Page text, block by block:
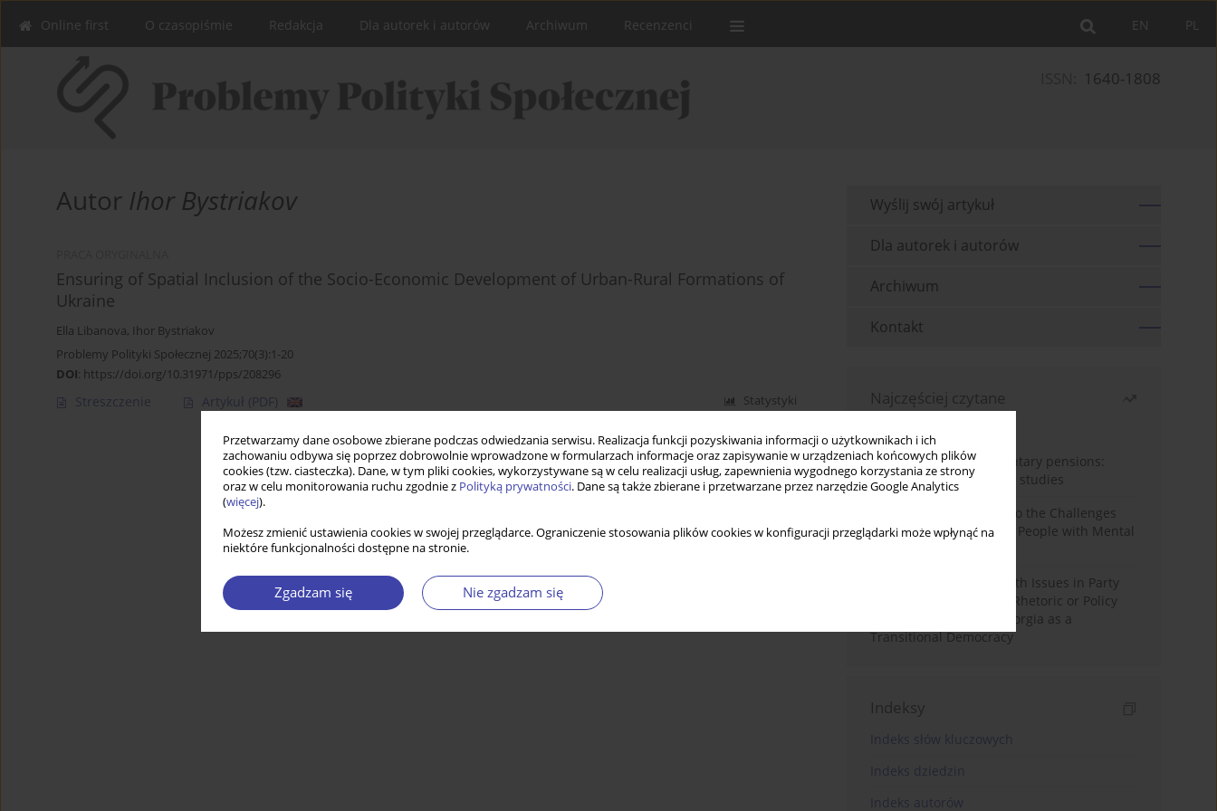
Przetwarzamy dane osobowe zbierane podczas odwiedzania serwisu. Realizacja funkcji pozyskiwania informacji o użytkownikach i ich
zachowaniu odbywa się poprzez dobrowolnie wprowadzone w formularzach informacje oraz zapisywanie w urządzeniach końcowych plików
cookies (tzw. ciasteczka). Dane, w tym pliki cookies, wykorzystywane są w celu realizacji usług, zapewnienia wygodnego korzystania ze strony
oraz w celu monitorowania ruchu zgodnie z Polityką prywatności. Dane są także zbierane i przetwarzane przez narzędzie Google Analytics
(więcej).
Możesz zmienić ustawienia cookies w swojej przeglądarce. Ograniczenie stosowania plików cookies w konfiguracji przeglądarki może wpłynąć na
niektóre funkcjonalności dostępne na stronie.
Zgadzam się Nie zgadzam się
PL
EN
Online first O czasopiśmie Redakcja Dla autorek i autorów Archiwum Recenzenci
1640-1808
Autor Ihor Bystriakov
Ensuring of Spatial Inclusion of the Socio-Economic Development of Urban-Rural Formations of
Ukraine
Ella Libanova, Ihor Bystriakov
Problemy Polityki Społecznej 2025;70(3):1-20
DOI: https://doi.org/10.31971/pps/208296
Streszczenie Artykuł (PDF) Statystyki
Wyślij swój artykuł
Dla autorek i autorów
Archiwum
Kontakt
Najczęściej czytane
Auto-enrolment in voluntary pensions:
Comparative OECD case studies
Bibliometric Insights into the Challenges
and Needs of Homeless People with Mental
The Politicisation of Youth Issues in Party
Programmes: Symbolic Rhetoric or Policy
Priority? The Case of Georgia as a
Transitional Democracy
Indeksy
Indeks słów kluczowych
Indeks dziedzin
Indeks autorów